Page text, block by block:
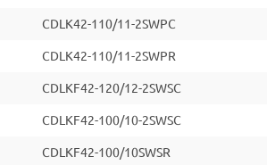
CDLK42-110/11-2SWPC
CDLK42-110/11-2SWPR
CDLKF42-120/12-2SWSC
CDLKF42-100/10-2SWSC
CDLKF42-100/10SWSR